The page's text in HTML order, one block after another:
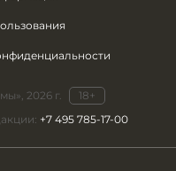
2026 г.
18+
+7 495 785-17-00